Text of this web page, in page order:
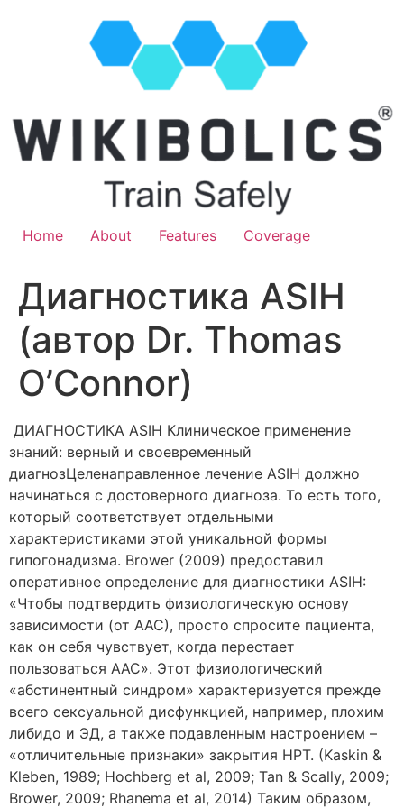
Home About Features Coverage
Диагностика ASIH
(автор Dr. Thomas
O’Connor)
ДИАГНОСТИКА ASIH Клиническое применение
знаний: верный и своевременный
диагнозЦеленаправленное лечение ASIH должно
начинаться с достоверного диагноза. То есть того,
который соответствует отдельными
характеристиками этой уникальной формы
гипогонадизма. Brower (2009) предоставил
оперативное определение для диагностики ASIH:
«Чтобы подтвердить физиологическую основу
зависимости (от ААС), просто спросите пациента,
как он себя чувствует, когда перестает
пользоваться ААС». Этот физиологический
«абстинентный синдром» характеризуется прежде
всего сексуальной дисфункцией, например, плохим
либидо и ЭД, а также подавленным настроением –
«отличительные признаки» закрытия HPT. (Kaskin &
Kleben, 1989; Hochberg et al, 2009; Tan & Scally, 2009;
Brower, 2009; Rhanema et al, 2014) Таким образом,